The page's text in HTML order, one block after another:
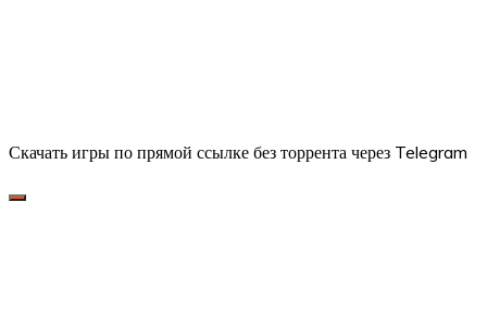
Скачать игры по прямой ссылке без торрента через Telegram